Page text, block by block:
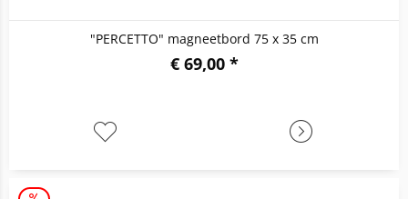
"PERCETTO" magneetbord 75 x 35 cm
€ 69,00 *